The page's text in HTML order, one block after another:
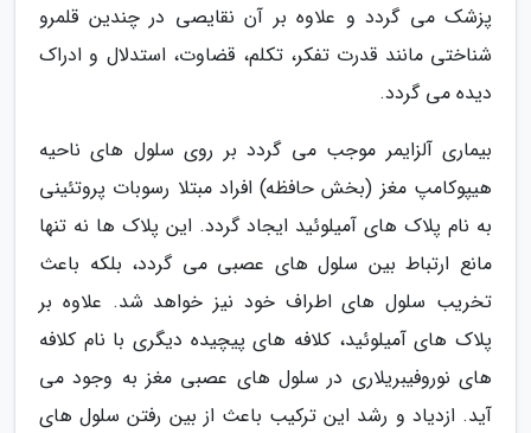
پزشک می گردد و علاوه بر آن نقایصی در چندین قلمرو
شناختی مانند قدرت تفکر، تکلم، قضاوت، استدلال و ادراک
دیده می گردد.
بیماری آلزایمر موجب می گردد بر روی سلول های ناحیه
هیپوکامپ مغز (بخش حافظه) افراد مبتلا رسوبات پروتئینی
به نام پلاک های آمیلوئید ایجاد گردد. این پلاک ها نه تنها
مانع ارتباط بین سلول های عصبی می گردد، بلکه باعث
تخریب سلول های اطراف خود نیز خواهد شد. علاوه بر
پلاک های آمیلوئید، کلافه های پیچیده دیگری با نام کلافه
های نوروفیبریلاری در سلول های عصبی مغز به وجود می
آید. ازدیاد و رشد این ترکیب باعث از بین رفتن سلول های